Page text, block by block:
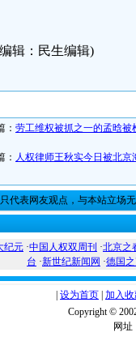
辑：民生编辑)
： 劳工维权被抓之一的孟晗被
： 人权律师王秋实今日被北
代表网友观点，与本站立场
纪元 ·中国人权双周刊 ·北京之
台 ·新世纪新闻网 ·德国
设为首页 加入
Copyright ©
网址